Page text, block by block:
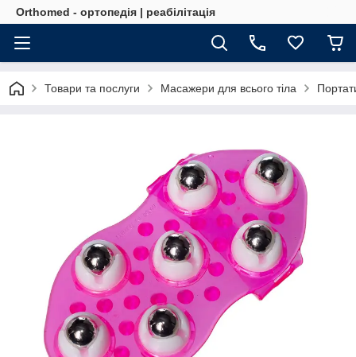
Orthomed - ортопедія | реабілітація
Товари та послуги Масажери для всього тіла